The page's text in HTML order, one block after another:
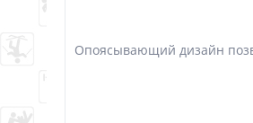
Опоясывающий дизайн